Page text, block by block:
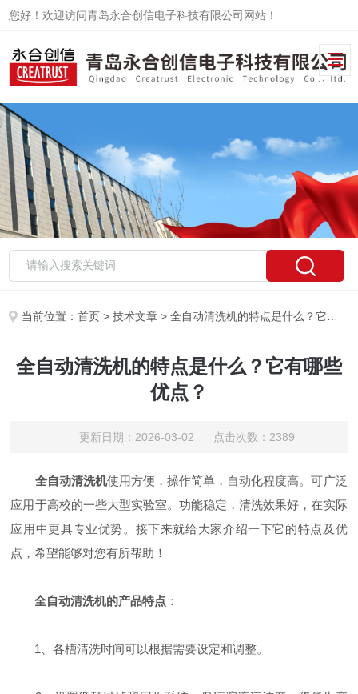
您好！欢迎访问青岛永合创信电子科技有限公司网站！
当前位置：首页 >技术文章 > 全自动清洗机的特点是什么？它有哪些优点？
全自动清洗机的特点是什么？它有哪些
优点？
更新日期：2026-03-02 点击次数：2389
全自动清洗机使用方便，操作简单，自动化程度高。可广泛
应用于高校的一些大型实验室。功能稳定，清洗效果好，在实际
应用中更具专业优势。接下来就给大家介绍一下它的特点及优
点，希望能够对您有所帮助！
全自动清洗机的产品特点 ：
1、各槽清洗时间可以根据需要设定和调整。